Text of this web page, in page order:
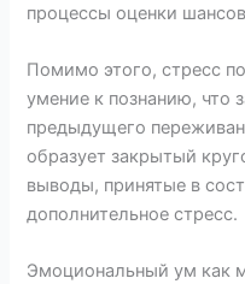
процессы оценки
Помимо этого, стресс
умение к познанию, что
предыдущего
образует закрытый
выводы, принятые в
дополнительное стресс.
Эмоциональный ум как